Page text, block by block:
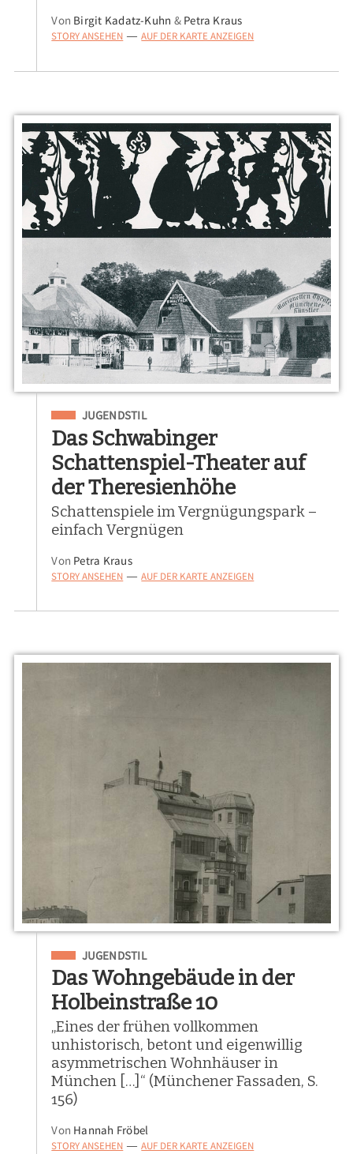
Von Birgit Kadatz-Kuhn & Petra Kraus
STORY ANSEHEN — AUF DER KARTE ANZEIGEN
Eingeordnet unter
JUGENDSTIL
Das Schwabinger
Schattenspiel-Theater auf
der Theresienhöhe
Schattenspiele im Vergnügungspark –
einfach Vergnügen
Von Petra Kraus
STORY ANSEHEN — AUF DER KARTE ANZEIGEN
Eingeordnet unter
JUGENDSTIL
Das Wohngebäude in der
Holbeinstraße 10
„Eines der frühen vollkommen
unhistorisch, betont und eigenwillig
asymmetrischen Wohnhäuser in
München […]“ (Münchener Fassaden, S.
156)
Von Hannah Fröbel
STORY ANSEHEN — AUF DER KARTE ANZEIGEN